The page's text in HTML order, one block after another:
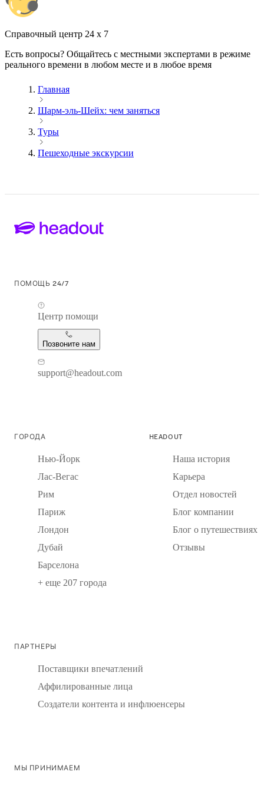
Cправочный центр 24 x 7
Есть вопросы? Общайтесь с местными экспертами в режиме
реального времени в любом месте и в любое время
Главная
Шарм-эль-Шейх: чем заняться
Туры
Пешеходные экскурсии
ПОМОЩЬ 24/7
Центр помощи
Позвоните нам
support@headout.com
ГОРОДА
Нью-Йорк
Лас-Вегас
Рим
Париж
Лондон
Дубай
Барселона
+ еще 207 города
HEADOUT
Наша история
Карьера
Отдел новостей
Блог компании
Блог о путешествиях
Отзывы
ПАРТНЕРЫ
Поставщики впечатлений
Аффилированные лица
Создатели контента и инфлюенсеры
МЫ ПРИНИМАЕМ